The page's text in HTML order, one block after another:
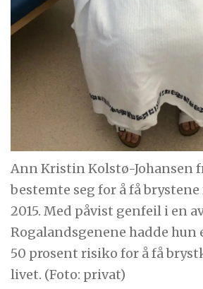
Ann Kristin Kolstø-Johansen
bestemte seg for å få
2015. Med påvist genfeil i en
Rogalandsgenene hadde hun
50 prosent risiko for å få
livet. (Foto: privat)